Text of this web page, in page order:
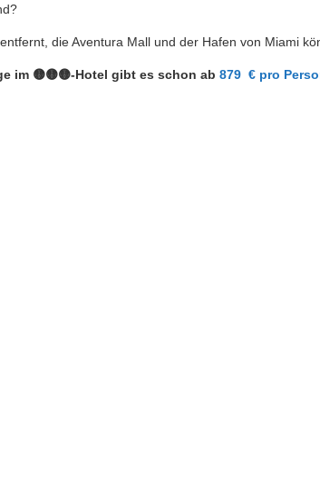
die Aventura Mall und der Hafen von Miami
im 🟡🟡🟡-Hotel gibt es schon ab 879 € pro